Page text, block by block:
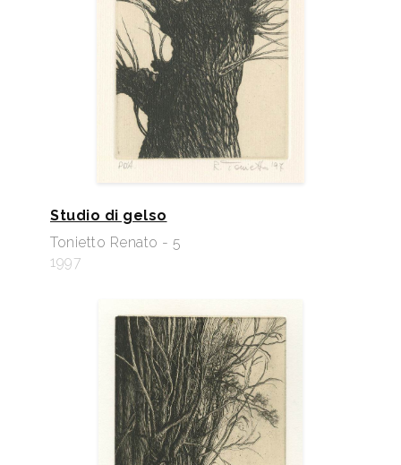
Studio di gelso
Tonietto Renato - 5
1997